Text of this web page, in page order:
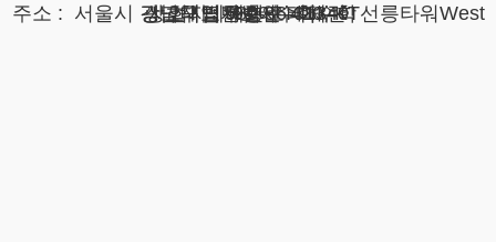
상호 : 법무법인 테헤란
사업자 : 589-86-01340
대표자 : 이수학
주소 : 서울시 강남구 테헤란로 420, KT선릉타워West 9층
광고책임변호사 : 이수학